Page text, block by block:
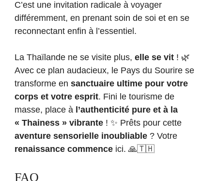
C’est une invitation radicale à voyager
différemment, en prenant soin de soi et en se
reconnectant enfin à l’essentiel.
La Thaïlande ne se visite plus, elle se vit ! 🌿
Avec ce plan audacieux, le Pays du Sourire se
transforme en sanctuaire ultime pour votre
corps et votre esprit. Fini le tourisme de
masse, place à l’authenticité pure et à la
« Thainess » vibrante ! ✨ Prêts pour cette
aventure sensorielle inoubliable ? Votre
renaissance commence ici. 🙏🇹🇭
FAQ